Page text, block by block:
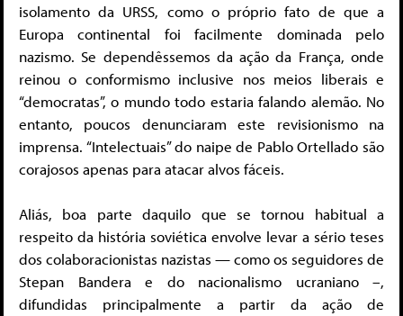
isolamento da URSS, como o próprio fato de que a
Europa continental foi facilmente dominada pelo
nazismo. Se dependêssemos da ação da França, onde
reinou o conformismo inclusive nos meios liberais e
“democratas”, o mundo todo estaria falando alemão. No
entanto, poucos denunciaram este revisionismo na
imprensa. “Intelectuais” do naipe de Pablo Ortellado são
corajosos apenas para atacar alvos fáceis.
Aliás, boa parte daquilo que se tornou habitual a
respeito da história soviética envolve levar a sério teses
dos colaboracionistas nazistas — como os seguidores de
Stepan Bandera e do nacionalismo ucraniano –,
difundidas principalmente a partir da ação de